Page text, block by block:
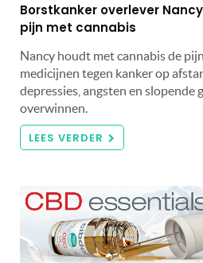
Borstkanker overlever
pijn met cannabis
Nancy houdt met cannabis de
medicijnen tegen kanker op
depressies, angsten en slopende
overwinnen.
LEES VERDER